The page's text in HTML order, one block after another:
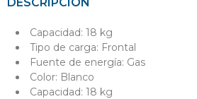
Capacidad: 18 kg
Tipo de carga: Frontal
Fuente de energía: Gas
Color: Blanco
Capacidad: 18 kg